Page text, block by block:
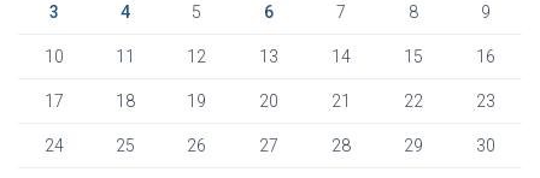
3 4 5 6 7 8 9
10 11 12 13 14 15 16
17 18 19 20 21 22 23
24 25 26 27 28 29 30